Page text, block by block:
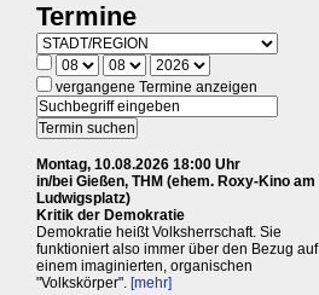
Termine
vergangene Termine anzeigen
Montag, 10.08.2026 18:00 Uhr
in/bei Gießen, THM (ehem. Roxy-Kino am
Ludwigsplatz)
Kritik der Demokratie
Demokratie heißt Volksherrschaft. Sie
funktioniert also immer über den Bezug auf
einem imaginierten, organischen
"Volkskörper". [mehr]